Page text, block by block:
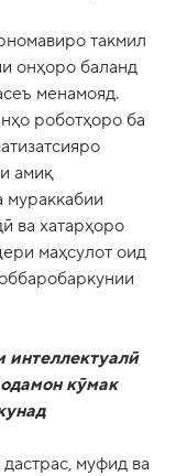
такмил
онҳоро баланд
менамояд.
роботҳоро ба
амиқ
мураккабии
ва хатарҳоро
маҳсулот оид
кӯмак
муфид ва